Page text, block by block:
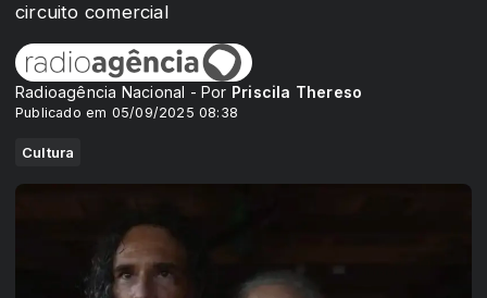
circuito comercial
Radioagência Nacional - Por Priscila Thereso
Publicado em 05/09/2025 08:38
Cultura